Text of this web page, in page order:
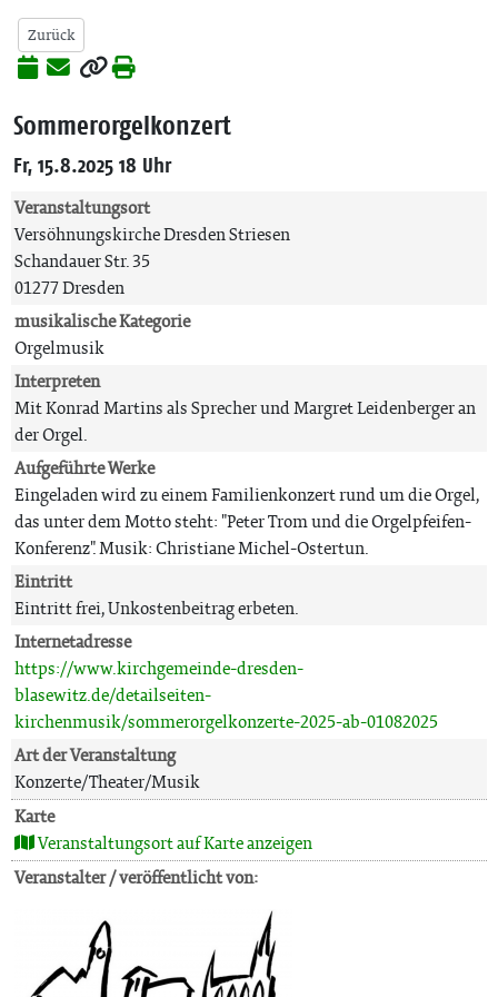
Zurück
Sommerorgelkonzert
Fr, 15.8.2025 18 Uhr
Veranstaltungsort
Versöhnungskirche Dresden Striesen
Schandauer Str. 35
01277 Dresden
musikalische Kategorie
Orgelmusik
Interpreten
Mit Konrad Martins als Sprecher und Margret Leidenberger an
der Orgel.
Aufgeführte Werke
Eingeladen wird zu einem Familienkonzert rund um die Orgel,
das unter dem Motto steht: "Peter Trom und die Orgelpfeifen-
Konferenz". Musik: Christiane Michel-Ostertun.
Eintritt
Eintritt frei, Unkostenbeitrag erbeten.
Internetadresse
https://www.kirchgemeinde-dresden-
blasewitz.de/detailseiten-
kirchenmusik/sommerorgelkonzerte-2025-ab-01082025
Art der Veranstaltung
Konzerte/Theater/Musik
Karte
Veranstaltungsort auf Karte anzeigen
Veranstalter / veröffentlicht von: